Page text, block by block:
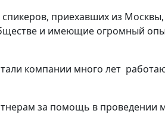
приехавших из
и имеющие огромный
компании много лет
за помощь в проведении